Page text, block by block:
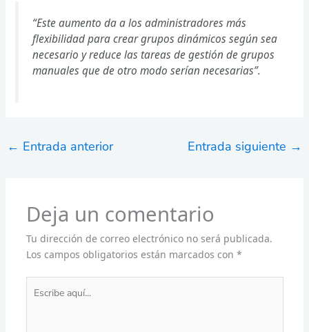
“Este aumento da a los administradores más
flexibilidad para crear grupos dinámicos según sea
necesario y reduce las tareas de gestión de grupos
manuales que de otro modo serían necesarias”.
← Entrada anterior Entrada siguiente →
Deja un comentario
Tu dirección de correo electrónico no será publicada.
Los campos obligatorios están marcados con *
aquí...